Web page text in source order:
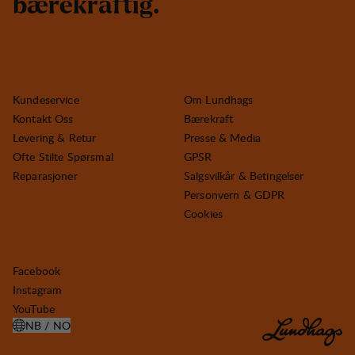
bærekraftig.
Kundeservice
Kontakt Oss
Levering & Retur
Ofte Stilte Spørsmal
Reparasjoner
Om Lundhags
Bærekraft
Presse & Media
GPSR
Salgsvilkår & Betingelser
Personvern & GDPR
Cookies
Facebook
Instagram
YouTube
NB / NO
ÅPNE VELG LAND